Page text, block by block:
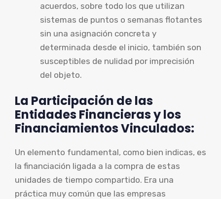
acuerdos, sobre todo los que utilizan
sistemas de puntos o semanas flotantes
sin una asignación concreta y
determinada desde el inicio, también son
susceptibles de nulidad por imprecisión
del objeto.
La Participación de las
Entidades Financieras y los
Financiamientos Vinculados:
Un elemento fundamental, como bien indicas, es
la financiación ligada a la compra de estas
unidades de tiempo compartido. Era una
práctica muy común que las empresas